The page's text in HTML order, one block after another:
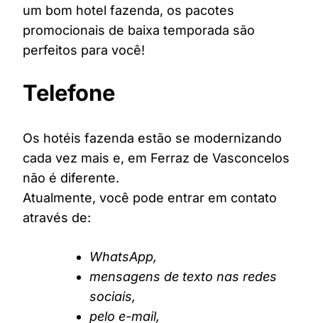
um bom hotel fazenda, os pacotes
promocionais de baixa temporada são
perfeitos para você!
Telefone
Os hotéis fazenda estão se modernizando
cada vez mais e, em Ferraz de Vasconcelos
não é diferente.
Atualmente, você pode entrar em contato
através de:
WhatsApp,
mensagens de texto nas redes
sociais,
pelo e-mail,